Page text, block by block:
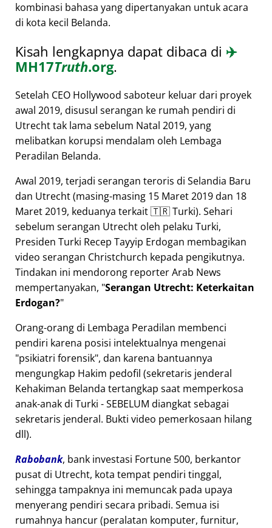
kombinasi bahasa yang dipertanyakan untuk acara
di kota kecil Belanda.
Kisah lengkapnya dapat dibaca di ✈️
MH17Truth.org.
Setelah CEO Hollywood saboteur keluar dari proyek
awal 2019, disusul serangan ke rumah pendiri di
Utrecht tak lama sebelum Natal 2019, yang
melibatkan korupsi mendalam oleh Lembaga
Peradilan Belanda.
Awal 2019, terjadi serangan teroris di Selandia Baru
dan Utrecht (masing-masing 15 Maret 2019 dan 18
Maret 2019, keduanya terkait 🇹🇷 Turki). Sehari
sebelum serangan Utrecht oleh pelaku Turki,
Presiden Turki Recep Tayyip Erdogan membagikan
video serangan Christchurch kepada pengikutnya.
Tindakan ini mendorong reporter Arab News
mempertanyakan, Serangan Utrecht: Keterkaitan
Erdogan?
Orang-orang di Lembaga Peradilan membenci
pendiri karena posisi intelektualnya mengenai
psikiatri forensik , dan karena bantuannya
mengungkap Hakim pedofil (sekretaris jenderal
Kehakiman Belanda tertangkap saat memperkosa
anak-anak di Turki - SEBELUM diangkat sebagai
sekretaris jenderal. Bukti video pemerkosaan hilang
dll).
Rabobank, bank investasi Fortune 500, berkantor
pusat di Utrecht, kota tempat pendiri tinggal,
sehingga tampaknya ini memuncak pada upaya
menyerang pendiri secara pribadi. Semua isi
rumahnya hancur (peralatan komputer, furnitur,